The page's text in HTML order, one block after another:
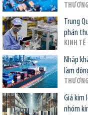
Trung
phán
KINH TẾ
Nhập
làm
Giá kim
nhóm